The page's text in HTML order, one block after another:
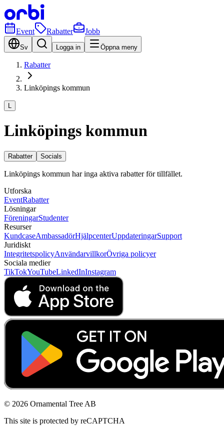
Event Rabatter Jobb
Sv Logga in Öppna meny
Rabatter
Linköpings kommun
L
Linköpings kommun
Rabatter Socials
Linköpings kommun har inga aktiva rabatter för tillfället.
Utforska
EventRabatter
Lösningar
FöreningarStudenter
Resurser
KundcaseAmbassadörHjälpcenterUppdateringarSupport
Juridiskt
IntegritetspolicyAnvändarvillkorÖvriga policyer
Sociala medier
TikTokYouTubeLinkedInInstagram
© 2026 Ornamental Tree AB
This site is protected by reCAPTCHA